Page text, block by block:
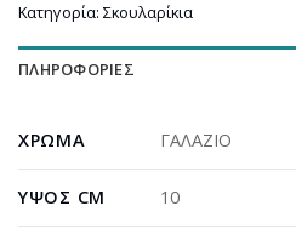
Κατηγορία: Σκουλαρίκια
ΠΛΗΡΟΦΟΡΊΕΣ
ΧΡΏΜΑ ΓΑΛΑΖΙΟ
ΎΨΟΣ CM 10